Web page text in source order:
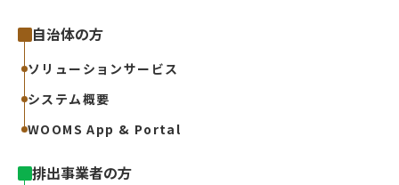
自治体の方
ソリューションサービス
システム概要
WOOMS App & Portal
排出事業者の方